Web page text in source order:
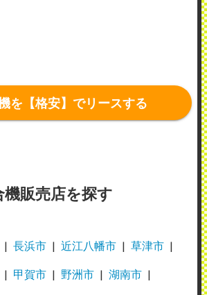
を【格安】でリースする
販売店を探す
長浜市 近江八幡市 草津市
甲賀市 野洲市 湖南市